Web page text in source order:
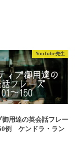
YouTube先生
御用達の英会話フレー
例 ケンドラ・ラン